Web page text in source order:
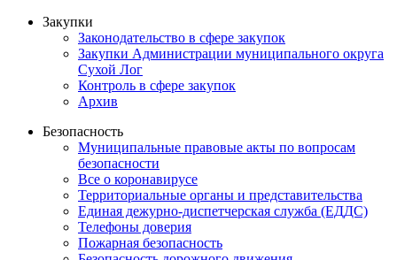
Закупки
Законодательство в сфере закупок
Закупки Администрации муниципального округа
Сухой Лог
Контроль в сфере закупок
Архив
Безопасность
Муниципальные правовые акты по вопросам
безопасности
Все о коронавирусе
Территориальные органы и представительства
Единая дежурно-диспетчерская служба (ЕДДС)
Телефоны доверия
Пожарная безопасность